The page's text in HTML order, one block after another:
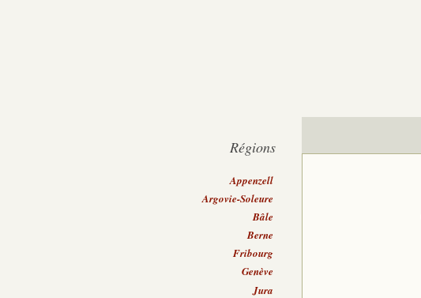
Régions
Appenzell
Argovie-Soleure
Bâle
Berne
Fribourg
Genève
Jura